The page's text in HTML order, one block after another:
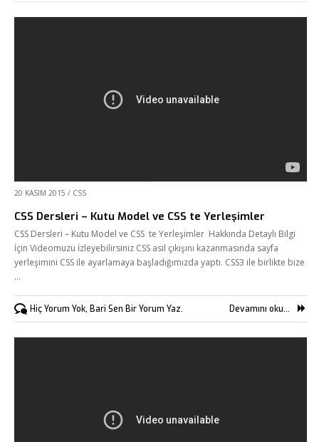
20 KASIM 2015 / CSS
CSS Dersleri – Kutu Model ve CSS te Yerleşimler
CSS Dersleri – Kutu Model ve CSS te Yerleşimler Hakkında Detaylı Bilgi
İçin Videomuzu İzleyebilirsiniz CSS asıl çıkışını kazanmasında sayfa
yerleşimini CSS ile ayarlamaya başladığımızda yaptı. CSS3 ile birlikte bize
…
Hiç Yorum Yok, Bari Sen Bir Yorum Yaz. Devamını oku...